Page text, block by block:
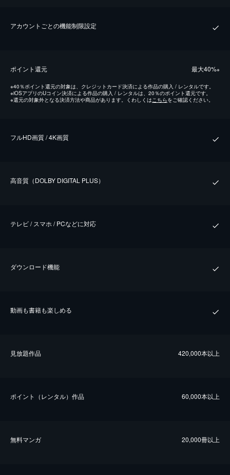
アカウントごとの機能制限設定
ポイント還元 最⼤40%※
※40％ポイント還元の対象は、クレジットカード決済による作品の購入 / レンタルです。
※iOSアプリのUコイン決済による作品の購入 / レンタルは、20％のポイント還元です。
※還元の対象外となる決済方法や商品があります。くわしくは こちらをご確認ください。
フルHD画質 / 4K画質
⾼⾳質（DOLBY DIGITAL PLUS）
テレビ / スマホ / PCなどに対応
ダウンロード機能
動画も書籍も楽しめる
⾒放題作品 420,000本以上
ポイント（レンタル）作品 60,000本以上
無料マンガ 20,000冊以上